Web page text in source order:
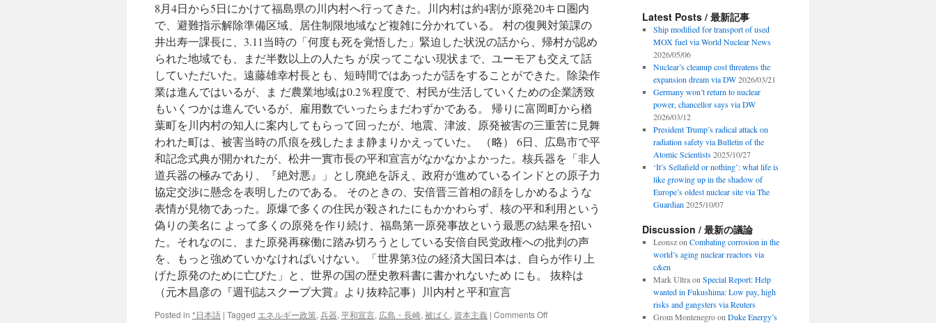
の
「原
点」
長
崎
市
が
平
和
宣
言
文
案
via
読
売
新
聞
8月4日から5日にかけて福島県の川内村へ行ってきた。川内村は約4割が原発20キロ圏内
で、避難指示解除準備区域、居住制限地域など複雑に分かれている。 村の復興対策課の
井出寿一課長に、3.11当時の「何度も死を覚悟した」緊迫した状況の話から、帰村が認め
られた地域でも、まだ半数以上の人たち が戻ってこない現状まで、ユーモアも交えて話
していただいた。遠藤雄幸村長とも、短時間ではあったが話をすることができた。除染作
業は進んではいるが、ま だ農業地域は0.2％程度で、村民が生活していくための企業誘致
もいくつかは進んでいるが、雇用数でいったらまだわずかである。 帰りに富岡町から楢
葉町を川内村の知人に案内してもらって回ったが、地震、津波、原発被害の三重苦に見舞
われた町は、被害当時の爪痕を残したまま静まりかえっていた。 （略） 6日、広島市で平
和記念式典が開かれたが、松井一實市長の平和宣言がなかなかよかった。核兵器を「非人
道兵器の極みであり、『絶対悪』」とし廃絶を訴え、政府が進めているインドとの原子力
協定交渉に懸念を表明したのである。 そのときの、安倍晋三首相の顔をしかめるような
表情が見物であった。原爆で多くの住民が殺されたにもかかわらず、核の平和利用という
偽りの美名に よって多くの原発を作り続け、福島第一原発事故という最悪の結果を招い
た。それなのに、また原発再稼働に踏み切ろうとしている安倍自民党政権への批判の声
を、もっと強めていかなければいけない。「世界第3位の経済大国日本は、自らが作り上
げた原発のために亡びた」と、世界の国の歴史教科書に書かれないため にも。 抜粋は
（元木昌彦の『週刊誌スクープ大賞』より抜粋記事）川内村と平和宣言
Posted in *日本語 | Tagged エネルギー政策, 兵器, 平和宣言, 広島・長崎, 被ばく , 資本主義 | Comments Offon
Latest Posts / 最新記事
Ship modified for transport of used
MOX fuel via World Nuclear News
2026/05/06
Nuclear’s cleanup cost threatens the
expansion dream via DW 2026/03/21
Germany won’t return to nuclear
power, chancellor says via DW
2026/03/12
President Trump’s radical attack on
radiation safety via Bulletin of the
Atomic Scientists 2025/10/27
‘It’s Sellafield or nothing’: what life is
like growing up in the shadow of
Europe’s oldest nuclear site via The
Guardian 2025/10/07
Discussion / 最新の議論
Leonszon Combating corrosion in the
world’s aging nuclear reactors via
c&en
Mark Ultraon Special Report: Help
wanted in Fukushima: Low pay, high
risks and gangsters via Reuters
Grom Montenegroon Duke Energy’s